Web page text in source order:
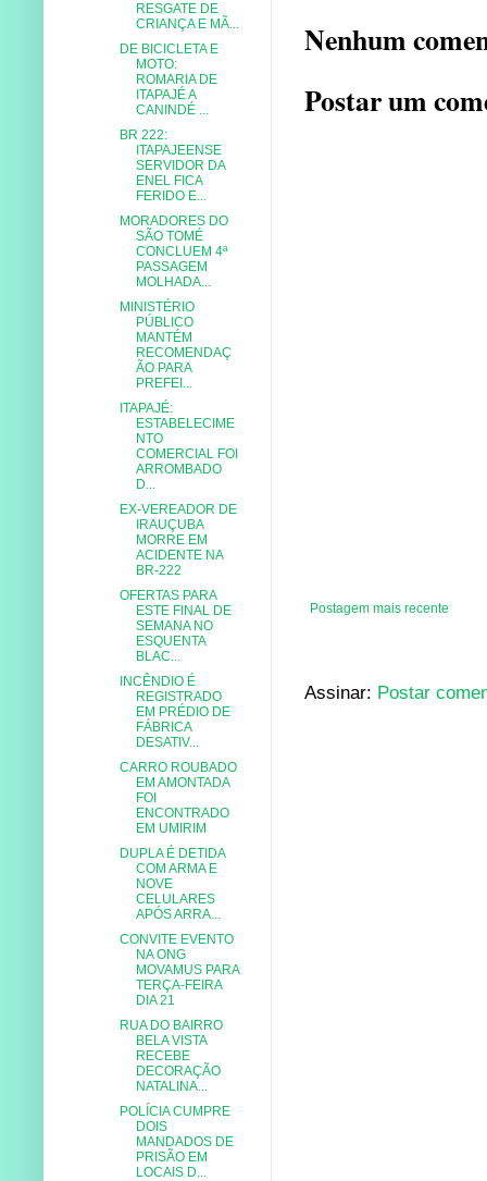
Nenhum
Postar um
Postagem mais recente
Assinar: Postar
RESGATE DE
CRIANÇA E MÃ...
DE BICICLETA E
MOTO:
ROMARIA DE
ITAPAJÉ A
CANINDÉ ...
BR 222:
ITAPAJEENSE
SERVIDOR DA
ENEL FICA
FERIDO E...
MORADORES DO
SÃO TOMÉ
CONCLUEM 4ª
PASSAGEM
MOLHADA...
MINISTÉRIO
PÚBLICO
MANTÉM
RECOMENDAÇ
ÃO PARA
PREFEI...
ITAPAJÉ:
ESTABELECIME
NTO
COMERCIAL FOI
ARROMBADO
D...
EX-VEREADOR DE
IRAUÇUBA
MORRE EM
ACIDENTE NA
BR-222
OFERTAS PARA
ESTE FINAL DE
SEMANA NO
ESQUENTA
BLAC...
INCÊNDIO É
REGISTRADO
EM PRÉDIO DE
FÁBRICA
DESATIV...
CARRO ROUBADO
EM AMONTADA
FOI
ENCONTRADO
EM UMIRIM
DUPLA É DETIDA
COM ARMA E
NOVE
CELULARES
APÓS ARRA...
CONVITE EVENTO
NA ONG
MOVAMUS PARA
TERÇA-FEIRA
DIA 21
RUA DO BAIRRO
BELA VISTA
RECEBE
DECORAÇÃO
NATALINA...
POLÍCIA CUMPRE
DOIS
MANDADOS DE
PRISÃO EM
LOCAIS D...